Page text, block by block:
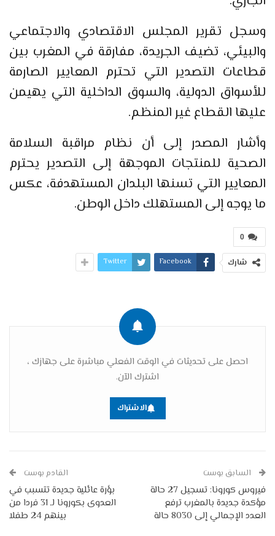
وسجل تقرير المجلس الاقتصادي والاجتماعي
والبيئي، تضيف الجريدة، مفارقة في المغرب بين
قطاعات التصدير التي تحترم المعايير الصارمة
للأسواق الدولية، والسوق الداخلية التي يهيمن
عليها القطاع غير المنظم.
وأشار المصدر إلى أن نظام مراقبة السلامة
الصحية للمنتجات الموجهة إلى التصدير يحترم
المعايير التي تسنها البلدان المستهدفة، عكس
ما يوجه إلى المستهلك داخل الوطن.
0
شارك Facebook
Twitter
احصل على تحديثات في الوقت الفعلي مباشرة على جهازك ،
اشترك الآن.
الاشتراك
السابق بوست
فيروس كورونا: تسجيل 27 حالة
مؤكدة جديدة بالمغرب ترفع
العدد الإجمالي إلى 8030 حالة
القادم بوست
بؤرة عائلية جديدة تتسبب في
العدوى بكورونا لـ 31 فردا من
بينهم 24 طفلا